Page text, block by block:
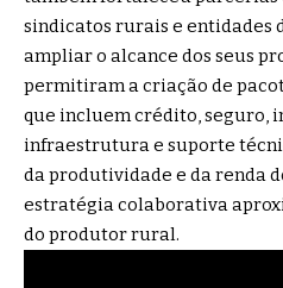
sindicatos rurais e entidades
ampliar o alcance dos seus
permitiram a criação de
que incluem crédito, seguro,
infraestrutura e suporte
da produtividade e da renda
estratégia colaborativa
do produtor rural.